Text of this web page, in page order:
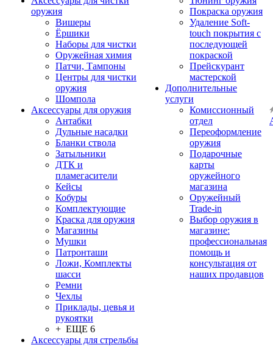
оружия
Вишеры
Ёршики
Наборы для чистки
Оружейная химия
Патчи, Тампоны
Центры для чистки
оружия
Шомпола
Аксессуары для оружия
Антабки
Дульные насадки
Бланки ствола
Затыльники
ДТК и
пламегасители
Кейсы
Кобуры
Комплектующие
Краска для оружия
Магазины
Мушки
Патронташи
Ложи, Комплекты
шасси
Ремни
Чехлы
Приклады, цевья и
рукоятки
+ ЕЩЕ 6
Аксессуары для стрельбы
Покраска оружия
Удаление Soft-
touch покрытия с
последующей
покраской
Прейскурант
мастерской
Дополнительные
услуги
Комиссионный
отдел
Переоформление
оружия
Подарочные
карты
оружейного
магазина
Оружейный
Trade-in
Выбор оружия в
магазине:
профессиональная
помощь и
консультация от
наших продавцов